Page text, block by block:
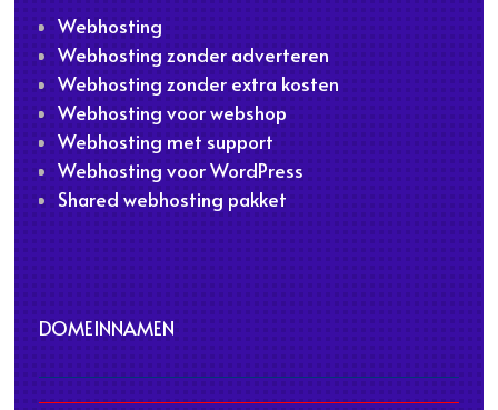
Webhosting
Webhosting zonder adverteren
Webhosting zonder extra kosten
Webhosting voor webshop
Webhosting met support
Webhosting voor WordPress
Shared webhosting pakket
DOMEINNAMEN